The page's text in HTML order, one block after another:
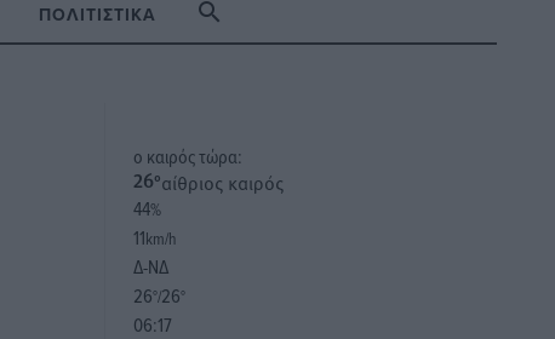
ΠΟΛΙΤΙΣΤΙΚΆ
o καιρός τώρα:
26°αίθριος καιρός
44%
11km/h
Δ-ΝΔ
26°/26°
06:17